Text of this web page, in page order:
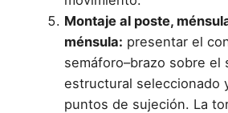
Montaje al poste,
ménsula: presentar el
semáforo–brazo sobre el
estructural seleccionado
puntos de sujeción. La